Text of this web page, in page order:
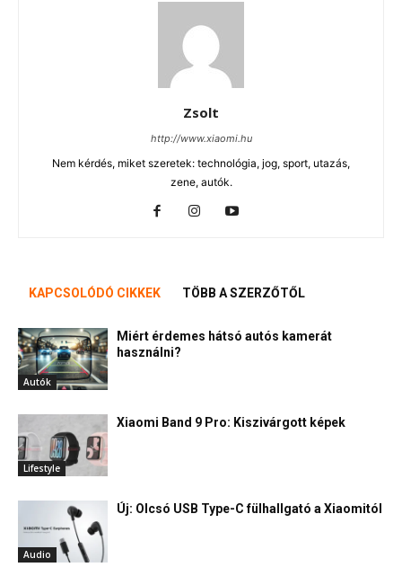
Zsolt
http://www.xiaomi.hu
Nem kérdés, miket szeretek: technológia, jog, sport, utazás,
zene, autók.
KAPCSOLÓDÓ CIKKEK TÖBB A SZERZŐTŐL
Autók
Miért érdemes hátsó autós kamerát
használni?
Lifestyle
Xiaomi Band 9 Pro: Kiszivárgott képek
Audio
Új: Olcsó USB Type-C fülhallgató a Xiaomitól